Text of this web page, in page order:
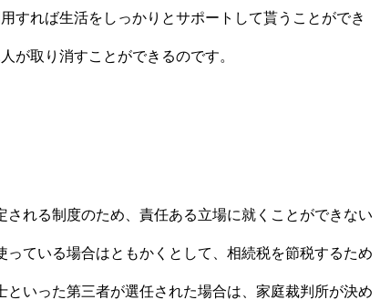
すれば生活をしっかりとサポートして貰うことができ
が取り消すことができるのです。
れる制度のため、責任ある立場に就くことができない
ている場合はともかくとして、相続税を節税するため
いった第三者が選任された場合は、家庭裁判所が決め